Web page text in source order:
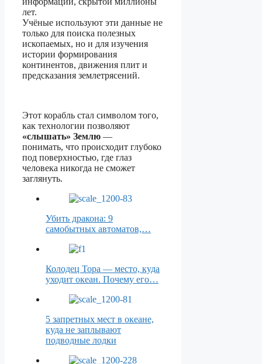
лет.
Учёные используют эти данные не
только для поиска полезных
ископаемых, но и для изучения
истории формирования
континентов, движения плит и
предсказания землетрясений.
Этот корабль стал символом того,
как технологии позволяют
«слышать» Землю —
понимать, что происходит глубоко
под поверхностью, где глаз
человека никогда не сможет
заглянуть.
Убить дракона: 9
самобытных автоматов,…
Колодец Тора — место, куда
уходит океан. Почему его…
5 запретных мест в океане,
куда не заплывают
подводные лодки